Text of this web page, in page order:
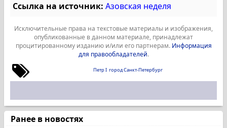
Ссылка на источник: Азовская неделя
Исключительные права на текстовые материалы и изображения,
опубликованные в данном материале, принадлежат
процитированному изданию и/или его партнерам. Информация
для правообладателей.
Петр I город Санкт-Петербург
Ранее в новостях